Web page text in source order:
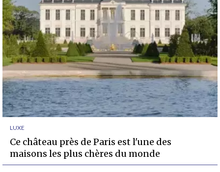
LUXE
Ce château près de Paris est l'une des
maisons les plus chères du monde